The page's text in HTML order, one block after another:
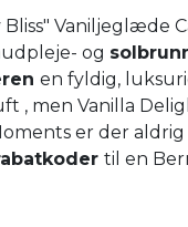
Bliss" Vaniljeglæde
og
en fyldig,
, men Vanilla
er der
til en